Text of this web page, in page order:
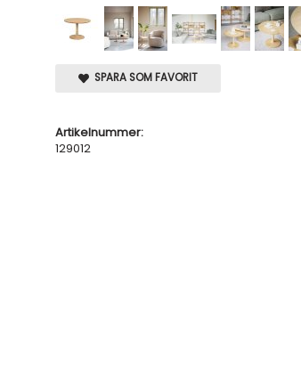
SPARA SOM FAVORIT
Artikelnummer:
129012